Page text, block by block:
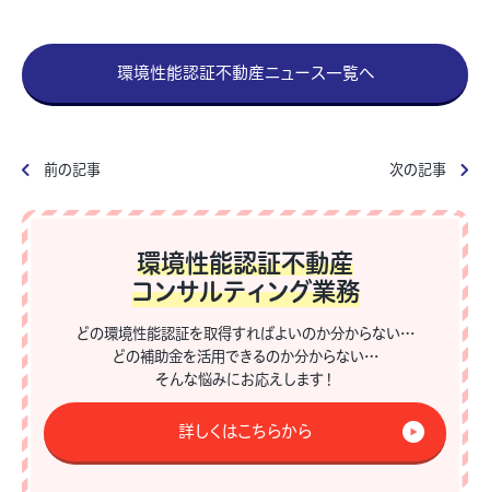
環境性能認証不動産ニュース一覧へ
前の記事 次の記事
環境性能認証不動産
コンサルティング業務
どの環境性能認証を取得すればよいのか分からない…
どの補助金を活用できるのか分からない…
そんな悩みにお応えします！
詳しくはこちらから